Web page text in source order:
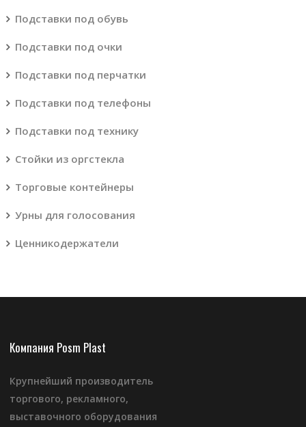
Подставки под обувь
Подставки под очки
Подставки под перчатки
Подставки под телефоны
Подставки под технику
Стойки из оргстекла
Торговые контейнеры
Урны для голосования
Ценникодержатели
Компания Posm Plast
Крупнейший производитель
торгового, рекламного,
выставочного оборудования